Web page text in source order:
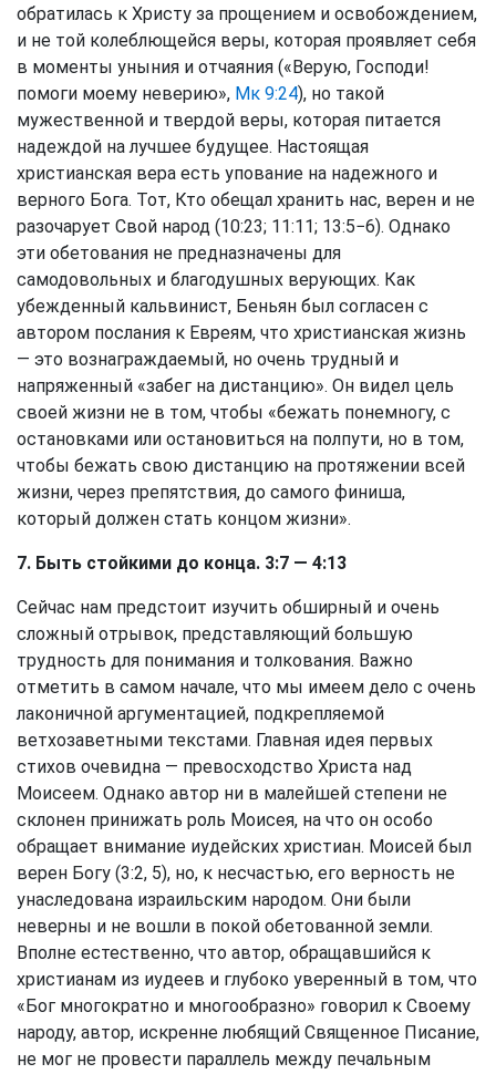
обратилась к Христу за прощением и освобождением,
и не той колеблющейся веры, которая проявляет себя
в моменты уныния и отчаяния («Верую, Господи!
помоги моему неверию», Мк 9:24), но такой
мужественной и твердой веры, которая питается
надеждой на лучшее будущее. Настоящая
христианская вера есть упование на надежного и
верного Бога. Тот, Кто обещал хранить нас, верен и не
разочарует Свой народ (10:23; 11:11; 13:5−6). Однако
эти обетования не предназначены для
самодовольных и благодушных верующих. Как
убежденный кальвинист, Беньян был согласен с
автором послания к Евреям, что христианская жизнь
— это вознаграждаемый, но очень трудный и
напряженный «забег на дистанцию». Он видел цель
своей жизни не в том, чтобы «бежать понемногу, с
остановками или остановиться на полпути, но в том,
чтобы бежать свою дистанцию на протяжении всей
жизни, через препятствия, до самого финиша,
который должен стать концом жизни».
7. Быть стойкими до конца. 3:7 — 4:13
Сейчас нам предстоит изучить обширный и очень
сложный отрывок, представляющий большую
трудность для понимания и толкования. Важно
отметить в самом начале, что мы имеем дело с очень
лаконичной аргументацией, подкрепляемой
ветхозаветными текстами. Главная идея первых
стихов очевидна — превосходство Христа над
Моисеем. Однако автор ни в малейшей степени не
склонен принижать роль Моисея, на что он особо
обращает внимание иудейских христиан. Моисей был
верен Богу (3:2, 5), но, к несчастью, его верность не
унаследована израильским народом. Они были
неверны и не вошли в покой обетованной земли.
Вполне естественно, что автор, обращавшийся к
христианам из иудеев и глубоко уверенный в том, что
«Бог многократно и многообразно» говорил к Своему
народу, автор, искренне любящий Священное Писание,
не мог не провести параллель между печальным